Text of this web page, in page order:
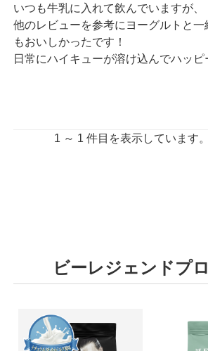
いつも牛乳に入れて飲んでいますが、
他のレビューを参考にヨーグルトと一
もおいしかったです！
日常にハイキューが溶け込んでハッピ
1 ～ 1 件目を表示しています
ビーレジェンドプ